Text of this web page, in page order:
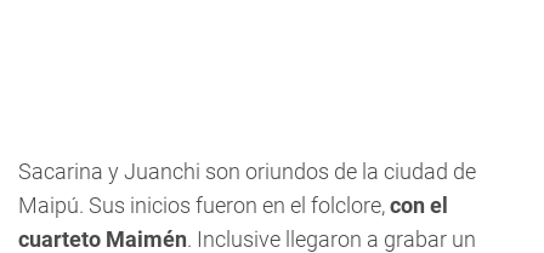
Sacarina y Juanchi son oriundos de la ciudad de
Maipú. Sus inicios fueron en el folclore,con el
cuarteto Maimén. Inclusive llegaron a grabar un